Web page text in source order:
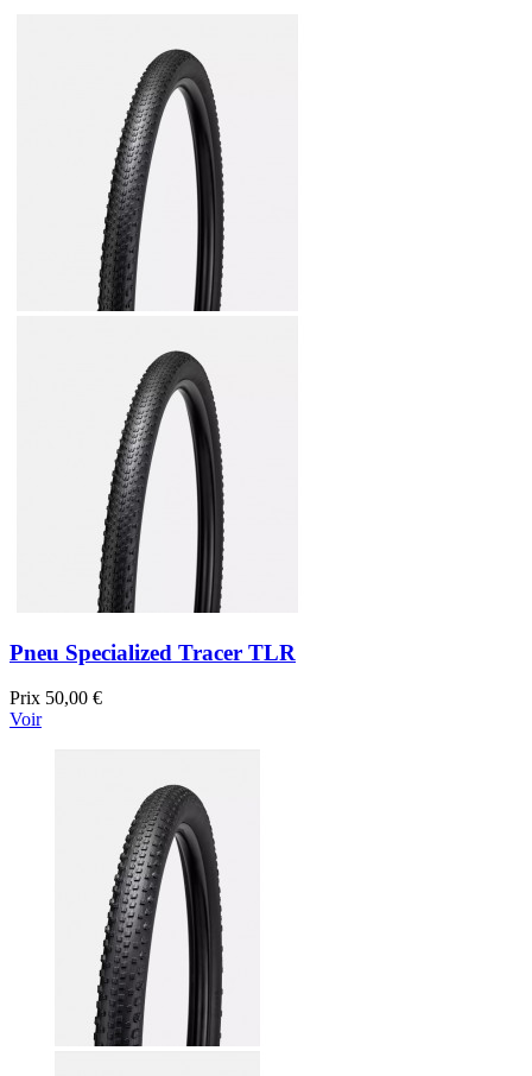
Pneu Specialized Tracer TLR
Prix 50,00 €
Voir